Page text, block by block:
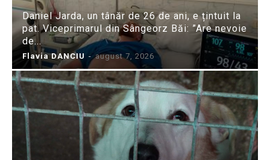
Daniel Jarda, un tânăr de 26 de ani, e țintuit la
pat. Viceprimarul din Sângeorz Băi: ”Are nevoie
de...
Flavia DANCIU - august 7, 2026